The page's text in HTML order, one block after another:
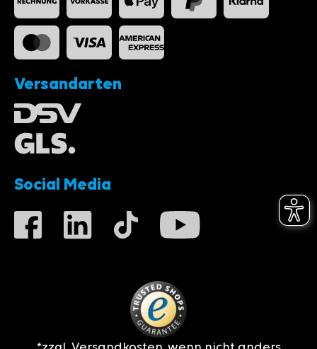
Versandarten
Social Media